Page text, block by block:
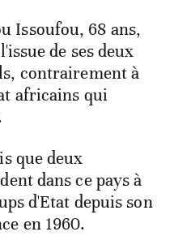
Issoufou, 68 ans,
de ses deux
contrairement à
africains qui
que deux
dans ce pays à
d'Etat depuis son
en 1960.